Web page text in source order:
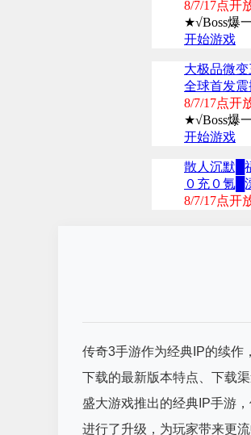
传奇3手游作为经典IP的续作
下载的最新版本特点、下载
盛大游戏推出的经典IP手游
进行了升级，为玩家带来更